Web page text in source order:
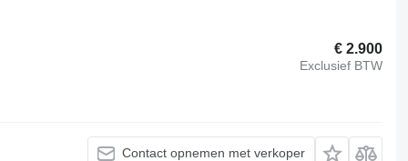
€ 2.900
Exclusief BTW
Contact opnemen met verkoper